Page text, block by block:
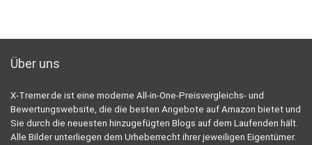
Über uns
X-Tremer.de ist eine moderne All-in-One-Preisvergleichs- und
Bewertungswebsite, die die besten Angebote auf Amazon bietet und
Sie durch die neuesten hinzugefügten Blogs auf dem Laufenden hält.
Alle Bilder unterliegen dem Urheberrecht ihrer jeweiligen Eigentümer.